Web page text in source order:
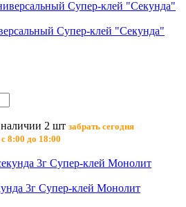
Супер-клей "Секунда"
2 шт забрать сегодня
с 8:00 до 18:00
3г Супер-клей Монолит